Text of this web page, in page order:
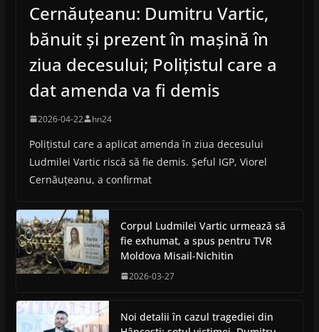
Cernăuțeanu: Dumitru Vartic,
bănuit și prezent în mașină în
ziua decesului; Polițistul care a
dat amenda va fi demis
2026-04-22 hn24
Polițistul care a aplicat amenda în ziua decesului
Ludmilei Vartic riscă să fie demis. Șeful IGP, Viorel
Cernăuțeanu, a confirmat
Corpul Ludmilei Vartic urmează să
fie exhumat, a spus pentru TVR
Moldova Misail-Nichitin
2026-03-27
Noi detalii în cazul tragediei din